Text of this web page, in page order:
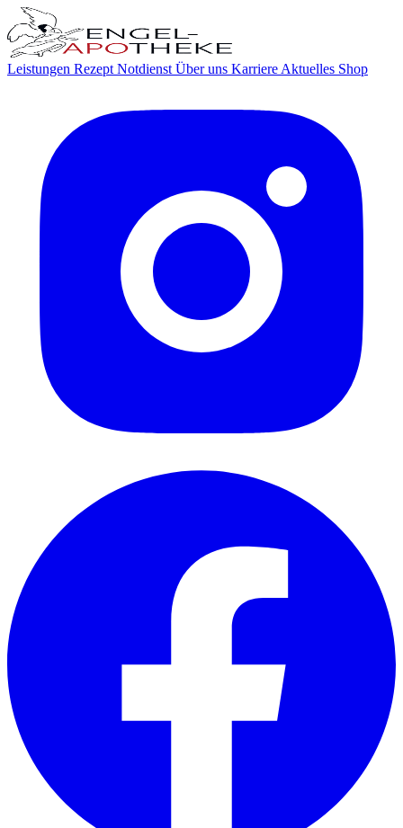
Leistungen Rezept Notdienst Über uns Karriere Aktuelles Shop